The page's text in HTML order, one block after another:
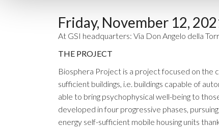
Friday, November 12,
At GSI headquarters: Via Don Angelo della
THE PROJECT
Biosphera Project is a project focused on the
sufficient buildings, i.e. buildings capable of
able to bring psychophysical well-being to
developed in four progressive phases,
energy self-sufficient mobile housing units